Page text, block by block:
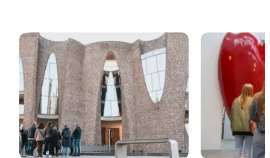
Vejles havnefront Vejle